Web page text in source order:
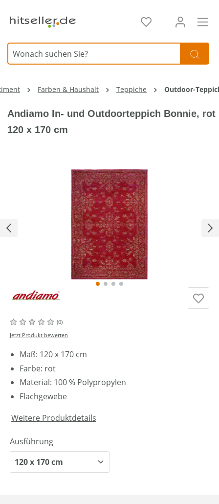
Farben & Haushalt Teppiche Outdoor-
Andiamo In- und Outdoorteppich Bonnie, rot
120 x 170 cm
(0)
Jetzt Produkt bewerten
Maß: 120 x 170 cm
Farbe: rot
Material: 100 % Polypropylen
Flachgewebe
Weitere Produktdetails
Ausführung